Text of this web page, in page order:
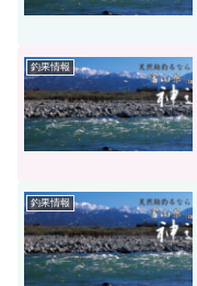
釣果情報
釣果情報